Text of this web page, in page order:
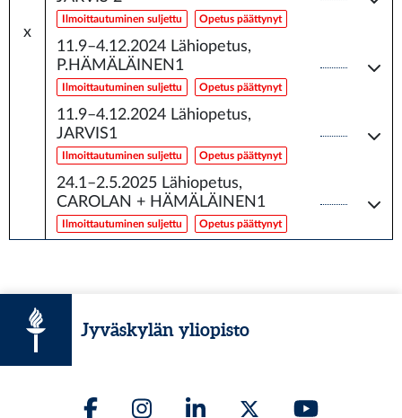
x
Ilmoittautuminen suljettu Opetus päättynyt
11.9–4.12.2024 Lähiopetus,
P.HÄMÄLÄINEN1
Ilmoittautuminen suljettu Opetus päättynyt
11.9–4.12.2024 Lähiopetus,
JARVIS1
Ilmoittautuminen suljettu Opetus päättynyt
24.1–2.5.2025 Lähiopetus,
CAROLAN + HÄMÄLÄINEN1
Ilmoittautuminen suljettu Opetus päättynyt
Jyväskylän yliopisto